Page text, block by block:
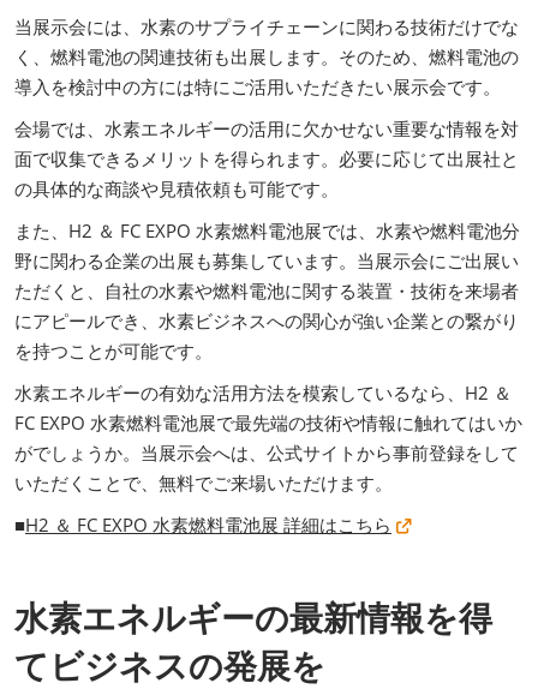
当展示会には、水素のサプライチェーンに関わる技術だけでな
く、燃料電池の関連技術も出展します。そのため、燃料電池の
導入を検討中の方には特にご活用いただきたい展示会です。
会場では、水素エネルギーの活用に欠かせない重要な情報を対
面で収集できるメリットを得られます。必要に応じて出展社と
の具体的な商談や見積依頼も可能です。
また、H2 ＆ FC EXPO 水素燃料電池展では、水素や燃料電池分
野に関わる企業の出展も募集しています。当展示会にご出展い
ただくと、自社の水素や燃料電池に関する装置・技術を来場者
にアピールでき、水素ビジネスへの関心が強い企業との繋がり
を持つことが可能です。
水素エネルギーの有効な活用方法を模索しているなら、H2 ＆
FC EXPO 水素燃料電池展で最先端の技術や情報に触れてはいか
がでしょうか。当展示会へは、公式サイトから事前登録をして
いただくことで、無料でご来場いただけます。
■H2 ＆ FC EXPO 水素燃料電池展 詳細はこちら
水素エネルギーの最新情報を得
てビジネスの発展を